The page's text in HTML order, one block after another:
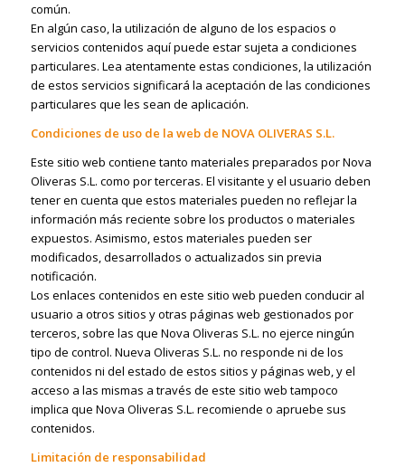
común.
En algún caso, la utilización de alguno de los espacios o
servicios contenidos aquí puede estar sujeta a condiciones
particulares. Lea atentamente estas condiciones, la utilización
de estos servicios significará la aceptación de las condiciones
particulares que les sean de aplicación.
Condiciones de uso de la web de NOVA OLIVERAS S.L.
Este sitio web contiene tanto materiales preparados por Nova
Oliveras S.L. como por terceras. El visitante y el usuario deben
tener en cuenta que estos materiales pueden no reflejar la
información más reciente sobre los productos o materiales
expuestos. Asimismo, estos materiales pueden ser
modificados, desarrollados o actualizados sin previa
notificación.
Los enlaces contenidos en este sitio web pueden conducir al
usuario a otros sitios y otras páginas web gestionados por
terceros, sobre las que Nova Oliveras S.L. no ejerce ningún
tipo de control. Nueva Oliveras S.L. no responde ni de los
contenidos ni del estado de estos sitios y páginas web, y el
acceso a las mismas a través de este sitio web tampoco
implica que Nova Oliveras S.L. recomiende o apruebe sus
contenidos.
Limitación de responsabilidad